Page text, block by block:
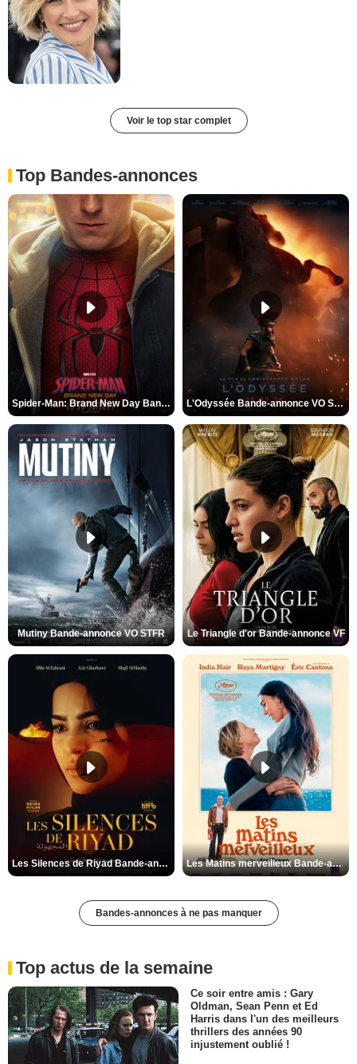
Voir le top star complet
Top Bandes-annonces
Spider-Man: Brand New Day Bande-annonce VO STFR L'Odyssée Bande-annonce VO STFR
Mutiny Bande-annonce VO STFR Le Triangle d'or Bande-annonce VF
Les Silences de Riyad Bande-annonce VO STFR Les Matins merveilleux Bande-annonce VF
Bandes-annonces à ne pas manquer
Top actus de la semaine
Ce soir entre amis : Gary
Oldman, Sean Penn et Ed
Harris dans l'un des meilleurs
thrillers des années 90
injustement oublié !